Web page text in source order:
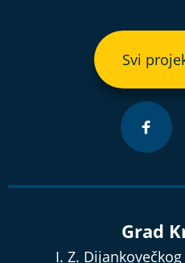
Svi
Grad
I. Z.